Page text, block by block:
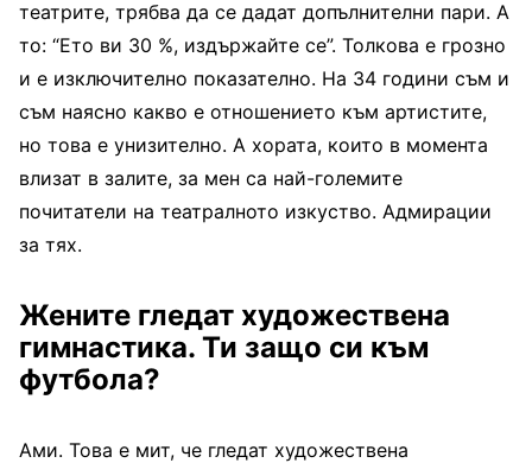
театрите, трябва да се дадат допълнителни пари. А
то: “Ето ви 30 %, издържайте се”. Толкова е грозно
и е изключително показателно. На 34 години съм и
съм наясно какво е отношението към артистите,
но това е унизително. А хората, които в момента
влизат в залите, за мен са най-големите
почитатели на театралното изкуство. Адмирации
за тях.
Жените гледат художествена
гимнастика. Ти защо си към
футбола?
Ами. Това е мит, че гледат художествена